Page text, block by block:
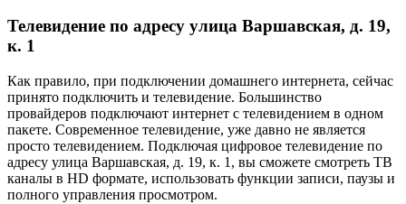
Телевидение по адресу улица Варшавская, д. 19,
к. 1
Как правило, при подключении домашнего интернета, сейчас
принято подключить и телевидение. Большинство
провайдеров подключают интернет с телевидением в одном
пакете. Современное телевидение, уже давно не является
просто телевидением. Подключая цифровое телевидение по
адресу улица Варшавская, д. 19, к. 1, вы сможете смотреть ТВ
каналы в HD формате, использовать функции записи, паузы и
полного управления просмотром.